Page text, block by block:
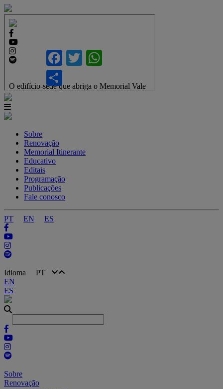
Sobre
Renovação
Memorial Itinerante
Educativo
Editais
Programação
Publicações
Fale conosco
PT EN ES
Idioma PT
EN
ES
Sobre
Renovação